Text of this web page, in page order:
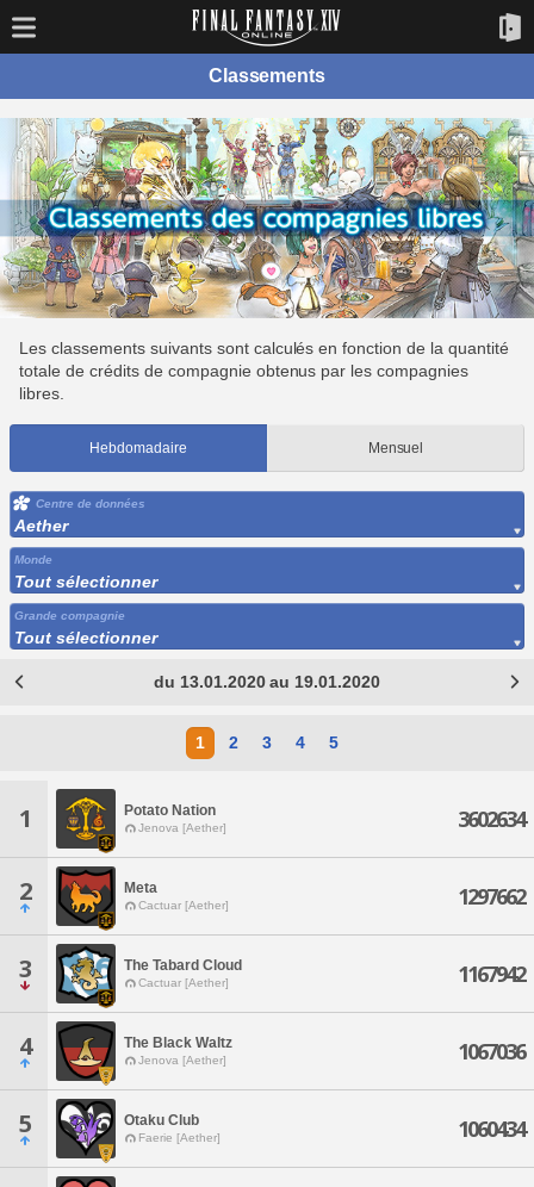
Classements
Les classements suivants sont calculés en fonction de la quantité
totale de crédits de compagnie obtenus par les compagnies
libres.
Hebdomadaire Mensuel
Centre de données
Aether
Monde
Tout sélectionner
Grande compagnie
Tout sélectionner
du 13.01.2020 au 19.01.2020
1 2 3 4 5
1 Potato Nation
Jenova [Aether] 3602634
2 Meta
Cactuar [Aether] 1297662
3 The Tabard Cloud
Cactuar [Aether] 1167942
4 The Black Waltz
Jenova [Aether] 1067036
5 Otaku Club
Faerie [Aether] 1060434